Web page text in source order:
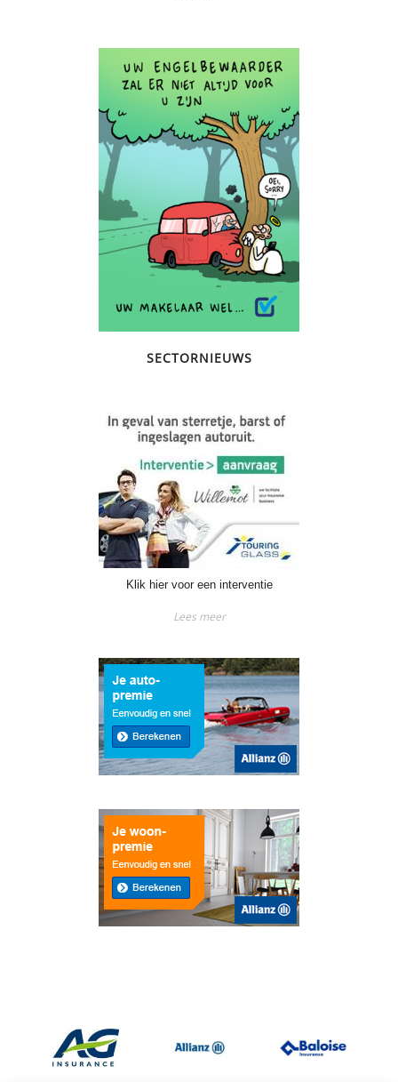
SECTORNIEUWS
Klik hier voor een interventie
Lees meer